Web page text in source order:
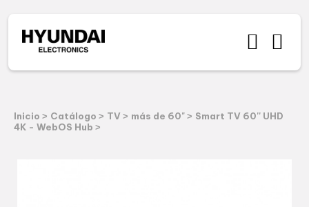
Inicio > Catálogo > TV > más de 60" > Smart TV 60'' UHD
4K - WebOS Hub >